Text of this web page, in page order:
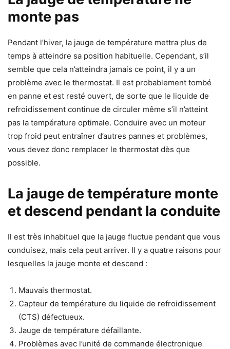
monte pas
Pendant l’hiver, la jauge de température mettra plus de
temps à atteindre sa position habituelle. Cependant, s’il
semble que cela n’atteindra jamais ce point, il y a un
problème avec le thermostat. Il est probablement tombé
en panne et est resté ouvert, de sorte que le liquide de
refroidissement continue de circuler même s’il n’atteint
pas la température optimale. Conduire avec un moteur
trop froid peut entraîner d’autres pannes et problèmes,
vous devez donc remplacer le thermostat dès que
possible.
La jauge de température monte
et descend pendant la conduite
Il est très inhabituel que la jauge fluctue pendant que vous
conduisez, mais cela peut arriver. Il y a quatre raisons pour
lesquelles la jauge monte et descend :
Mauvais thermostat.
Capteur de température du liquide de refroidissement
(CTS) défectueux.
Jauge de température défaillante.
Problèmes avec l’unité de commande électronique